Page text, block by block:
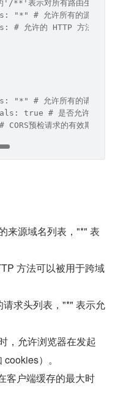
表示对所有路由生效，可
# 允许所有的源地址，
# 允许的 HTTP 方法类型
# 允许所有的请求头，
true # 是否允许携带凭
预检请求的有效期（秒
来源域名列表，"*" 表
方法可以被用于跨域
请求头列表，"*" 表示允
，允许浏览器在发起
）。
客户端缓存的最大时